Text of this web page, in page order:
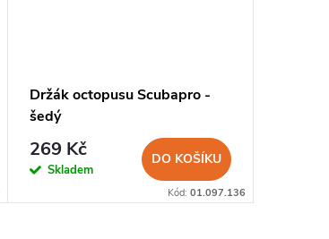
Držák octopusu Scubapro -
šedý
269 Kč
Skladem
DO KOŠÍKU
Kód: 01.097.136